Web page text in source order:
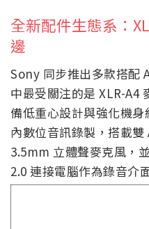
全新配件生態系：
邊
Sony 同步推出多款搭配
中最受關注的是 XLR-A4
備低重心設計與強化機
內數位音訊錄製，搭載
3.5mm 立體聲麥克風，
2.0 連接電腦作為錄音介